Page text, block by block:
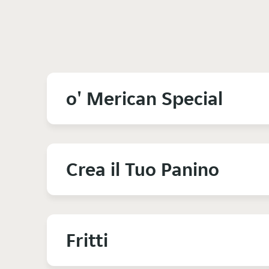
o' Merican Special
Crea il Tuo Panino
Fritti